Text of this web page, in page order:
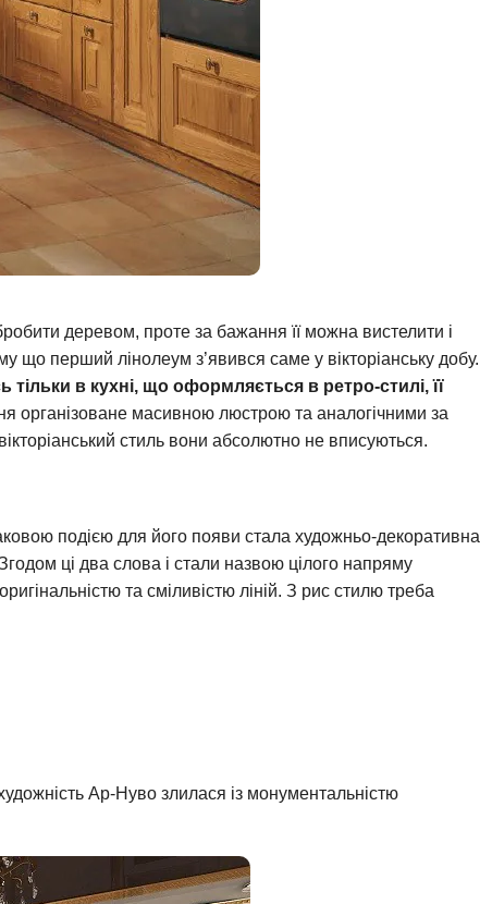
деревом, проте за бажання її можна вистелити і
перший лінолеум з’явився саме у вікторіанську добу.
тільки в кухні, що оформляється в ретро-стилі, її
організоване масивною люстрою та аналогічними за
стиль вони абсолютно не вписуються.
подією для його появи стала художньо-декоративна
ці два слова і стали назвою цілого напряму
та сміливістю ліній. З рис стилю треба
Ар-Нуво злилася із монументальністю